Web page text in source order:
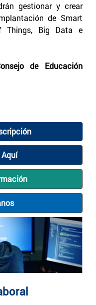
gestionar y crear
de Smart
Things, Big Data e
de Educación